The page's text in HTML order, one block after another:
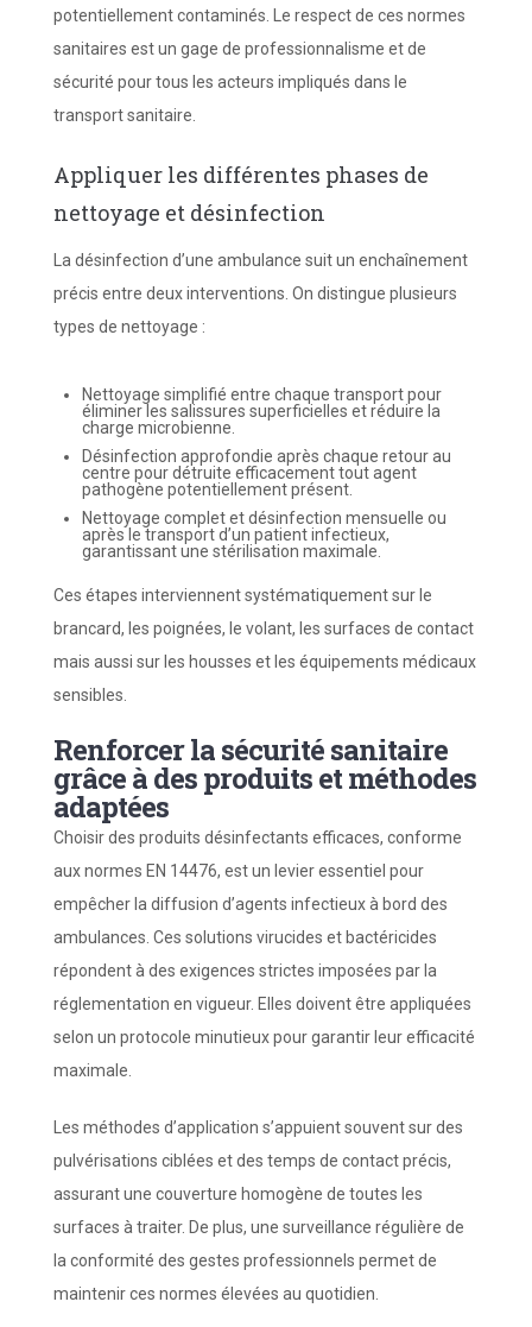
potentiellement contaminés. Le respect de ces normes
sanitaires est un gage de professionnalisme et de
sécurité pour tous les acteurs impliqués dans le
transport sanitaire.
Appliquer les différentes phases de
nettoyage et désinfection
La désinfection d’une ambulance suit un enchaînement
précis entre deux interventions. On distingue plusieurs
types de nettoyage :
Nettoyage simplifié entre chaque transport pour
éliminer les salissures superficielles et réduire la
charge microbienne.
Désinfection approfondie après chaque retour au
centre pour détruite efficacement tout agent
pathogène potentiellement présent.
Nettoyage complet et désinfection mensuelle ou
après le transport d’un patient infectieux,
garantissant une stérilisation maximale.
Ces étapes interviennent systématiquement sur le
brancard, les poignées, le volant, les surfaces de contact
mais aussi sur les housses et les équipements médicaux
sensibles.
Renforcer la sécurité sanitaire
grâce à des produits et méthodes
adaptées
Choisir des produits désinfectants efficaces, conforme
aux normes EN 14476, est un levier essentiel pour
empêcher la diffusion d’agents infectieux à bord des
ambulances. Ces solutions virucides et bactéricides
répondent à des exigences strictes imposées par la
réglementation en vigueur. Elles doivent être appliquées
selon un protocole minutieux pour garantir leur efficacité
maximale.
Les méthodes d’application s’appuient souvent sur des
pulvérisations ciblées et des temps de contact précis,
assurant une couverture homogène de toutes les
surfaces à traiter. De plus, une surveillance régulière de
la conformité des gestes professionnels permet de
maintenir ces normes élevées au quotidien.